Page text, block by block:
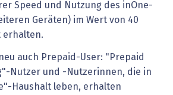
Speed und Nutzung des inOne-
Geräten) im Wert von 40
erhalten.
auch Prepaid-User: "Prepaid
Nutzer und -Nutzerinnen, die in
Haushalt leben, erhalten